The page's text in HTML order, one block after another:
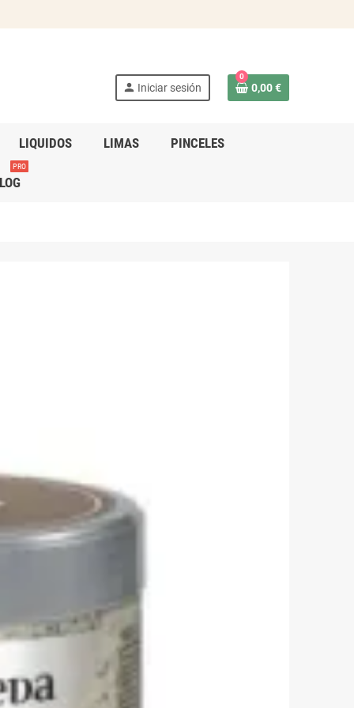
person Iniciar sesión
0
0,00 €
LIQUIDOS LIMAS PINCELES
PRO